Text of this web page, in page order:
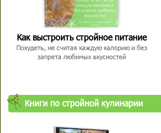
Как выстроить стройное питание
Похудеть, не считая каждую калорию и без
запрета любимых вкусностей
Книги по стройной кулинарии